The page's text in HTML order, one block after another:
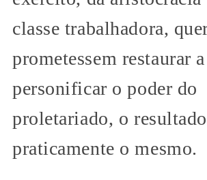
classe trabalhadora,
prometessem restaurar
personificar o poder do
proletariado, o
praticamente o mesmo.